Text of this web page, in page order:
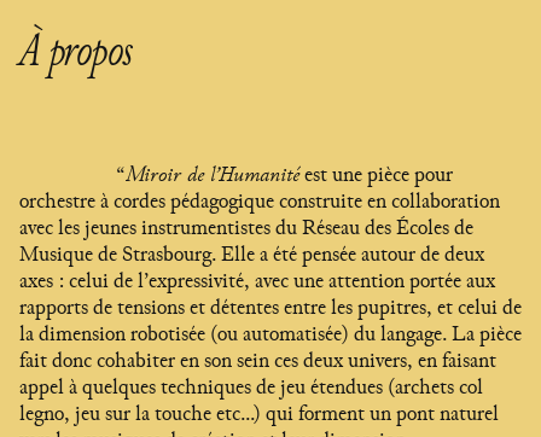
À propos
“Miroir de l’Humanitéest une pièce pour
orchestre à cordes pédagogique construite en collaboration
avec les jeunes instrumentistes du Réseau des Écoles de
Musique de Strasbourg. Elle a été pensée autour de deux
axes : celui de l’expressivité, avec une attention portée aux
rapports de tensions et détentes entre les pupitres, et celui de
la dimension robotisée (ou automatisée) du langage. La pièce
fait donc cohabiter en son sein ces deux univers, en faisant
appel à quelques techniques de jeu étendues (archets col
legno, jeu sur la touche etc...) qui forment un pont naturel